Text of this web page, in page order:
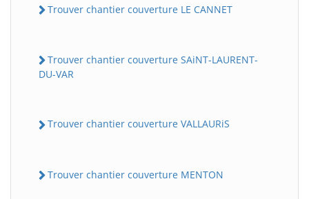
Trouver chantier couverture LE CANNET
Trouver chantier couverture SAiNT-LAURENT-
DU-VAR
Trouver chantier couverture VALLAURiS
Trouver chantier couverture MENTON